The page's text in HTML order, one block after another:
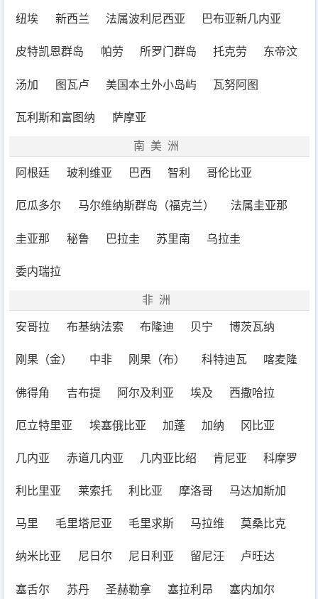
纽埃 新西兰 法属波利尼西亚 巴布亚新几内亚
皮特凯恩群岛 帕劳 所罗门群岛 托克劳 东帝汶
汤加 图瓦卢 美国本土外小岛屿 瓦努阿图
瓦利斯和富图纳 萨摩亚
南美洲
阿根廷 玻利维亚 巴西 智利 哥伦比亚
厄瓜多尔 马尔维纳斯群岛（福克兰） 法属圭亚那
圭亚那 秘鲁 巴拉圭 苏里南 乌拉圭
委内瑞拉
非洲
安哥拉 布基纳法索 布隆迪 贝宁 博茨瓦纳
刚果（金） 中非 刚果（布） 科特迪瓦 喀麦隆
佛得角 吉布提 阿尔及利亚 埃及 西撒哈拉
厄立特里亚 埃塞俄比亚 加蓬 加纳 冈比亚
几内亚 赤道几内亚 几内亚比绍 肯尼亚 科摩罗
利比里亚 莱索托 利比亚 摩洛哥 马达加斯加
马里 毛里塔尼亚 毛里求斯 马拉维 莫桑比克
纳米比亚 尼日尔 尼日利亚 留尼汪 卢旺达
塞舌尔 苏丹 圣赫勒拿 塞拉利昂 塞内加尔